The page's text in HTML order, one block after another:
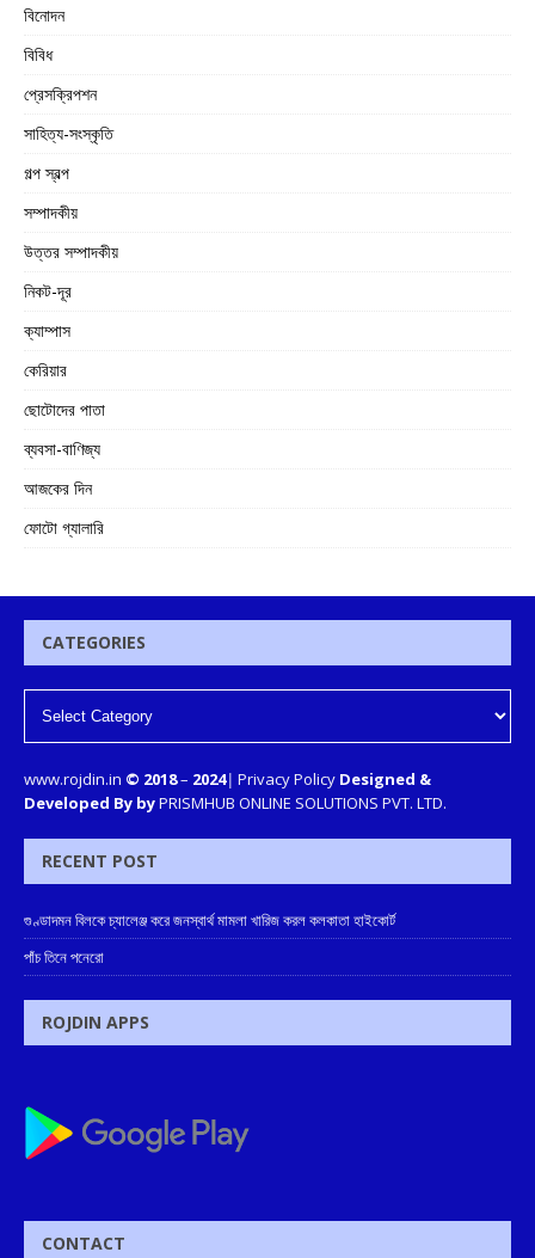
বিনোদন
বিবিধ
প্রেসক্রিপশন
সাহিত্য-সংস্কৃতি
গল্প স্বল্প
সম্পাদকীয়
উত্তর সম্পাদকীয়
নিকট-দূর
ক্যাম্পাস
কেরিয়ার
ছোটোদের পাতা
ব্যবসা-বাণিজ্য
আজকের দিন
ফোটো গ্যালারি
CATEGORIES
www.rojdin.in © 2018– 2024| Privacy Policy Designed &
Developed By byPRISMHUB ONLINE SOLUTIONS PVT. LTD.
RECENT POST
গুণ্ডাদমন বিলকে চ্যালেঞ্জ করে জনস্বার্থ মামলা খারিজ করল কলকাতা হাইকোর্ট
পাঁচ তিনে পনেরো
ROJDIN APPS
CONTACT